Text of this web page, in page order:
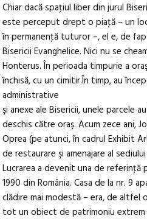
Chiar dacă spaţiul liber din jurul
este perceput drept o piaţă – un
în permanenţă tuturor –, el e, de
Bisericii Evanghelice. Nici nu se
Honterus. În perioada timpurie a
închisă, cu un cimitir.În timp, au
administrative
şi anexe ale Bisericii, unele parcele
deschis către oraş. Acum zece ani,
Oprea (pe atunci, în cadrul Exhibit
de restaurare şi amenajare al
Lucrarea a devenit una de
1990 din România. Casa de la nr. 9
clădire mai modestă – era, de altfel
tot un obiect de patrimoniu